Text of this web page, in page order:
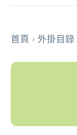
首頁 › 外掛目錄